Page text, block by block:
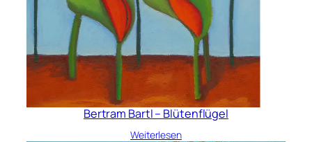
Bertram Bartl – Blütenflügel
Weiterlesen